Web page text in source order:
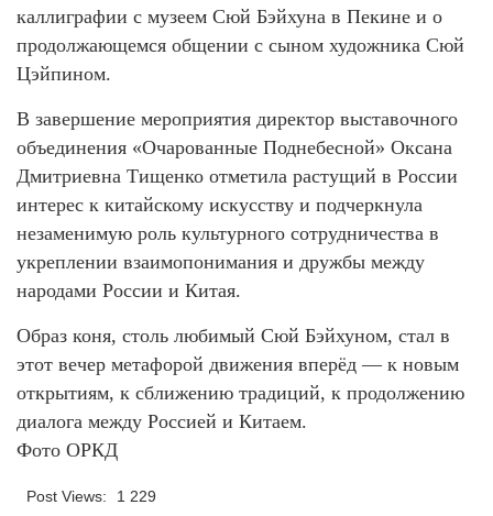
каллиграфии с музеем Сюй Бэйхуна в Пекине и о
продолжающемся общении с сыном художника Сюй
Цэйпином.
В завершение мероприятия директор выставочного
объединения «Очарованные Поднебесной» Оксана
Дмитриевна Тищенко отметила растущий в России
интерес к китайскому искусству и подчеркнула
незаменимую роль культурного сотрудничества в
укреплении взаимопонимания и дружбы между
народами России и Китая.
Образ коня, столь любимый Сюй Бэйхуном, стал в
этот вечер метафорой движения вперёд — к новым
открытиям, к сближению традиций, к продолжению
диалога между Россией и Китаем.
Фото ОРКД
Post Views: 1 229